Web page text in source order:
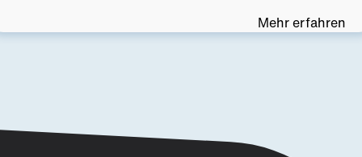
Mehr erfahren